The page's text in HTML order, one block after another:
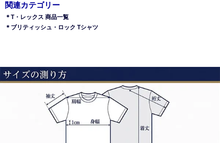
関連カテゴリー
＊T・レックス 商品一覧
＊ブリティッシュ・ロック Tシャツ